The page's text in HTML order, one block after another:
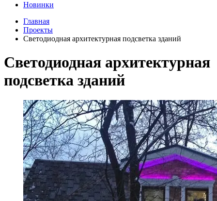
Новинки
Главная
Проекты
Светодиодная архитектурная подсветка зданий
Светодиодная архитектурная
подсветка зданий